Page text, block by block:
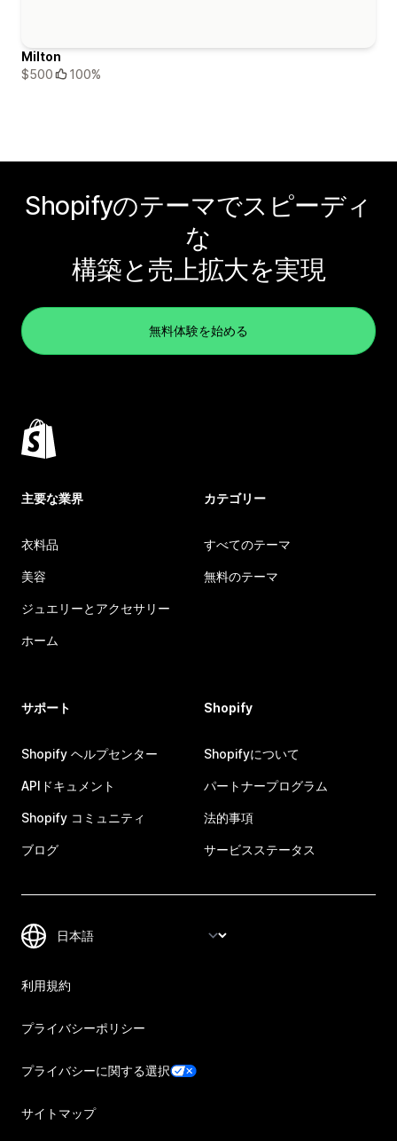
Milton
$500
100%
Shopifyのテーマでスピーディ
な
構築と売上拡大を実現
無料体験を始める
主要な業界
衣料品
美容
ジュエリーとアクセサリー
ホーム
カテゴリー
すべてのテーマ
無料のテーマ
サポート
Shopify ヘルプセンター
APIドキュメント
Shopify コミュニティ
ブログ
Shopify
Shopifyについて
パートナープログラム
法的事項
サービスステータス
利用規約
プライバシーポリシー
プライバシーに関する選択
サイトマップ